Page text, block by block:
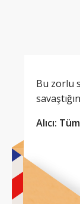
Bu zorlu
Alıcı: